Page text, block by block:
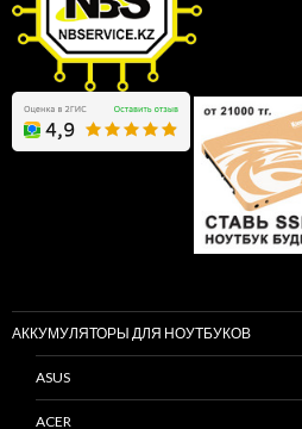
АККУМУЛЯТОРЫ ДЛЯ НОУТБУКОВ
ASUS
ACER